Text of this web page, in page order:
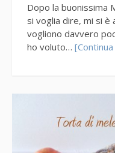
Dopo la buonissima
si voglia dire, mi si è
vogliono davvero
ho voluto…